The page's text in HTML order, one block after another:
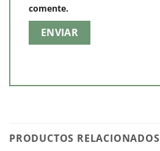
comente.
PRODUCTOS RELACIONADOS